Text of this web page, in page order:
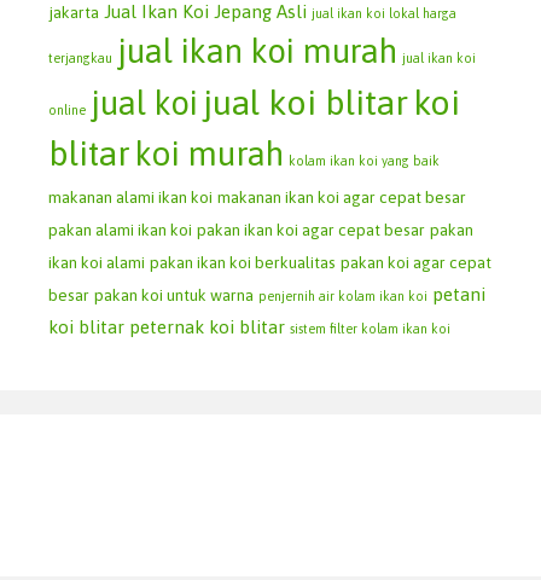
jakarta Jual Ikan Koi Jepang Asli jual ikan koi lokal harga
terjangkau jual ikan koi murah jual ikan koi
online jual koi jual koi blitar koi
blitar koi murah kolam ikan koi yang baik
makanan alami ikan koi makanan ikan koi agar cepat besar
pakan alami ikan koi pakan ikan koi agar cepat besar pakan
ikan koi alami pakan ikan koi berkualitas pakan koi agar cepat
besar pakan koi untuk warna penjernih air kolam ikan koi petani
koi blitar peternak koi blitar sistem filter kolam ikan koi